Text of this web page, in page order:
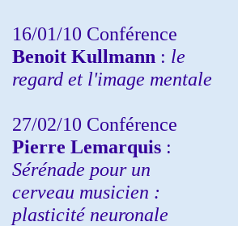
16/01/10 Conférence
Benoit Kullmann : le
regard et l'image mentale
27/02/10 Conférence
Pierre Lemarquis :
Sérénade pour un
cerveau musicien :
plasticité neuronale